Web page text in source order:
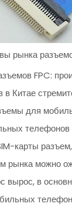
рынка
FPC:
Китае
для
телефонов
карты
рынка можно
вырос, в